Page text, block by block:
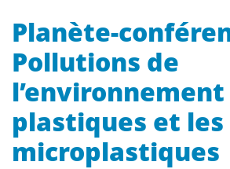
Planète-
Pollutions de
plastiques et les
microplastiques